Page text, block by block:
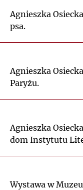
Agnieszka
psa.
Agnieszka
Paryżu.
Agnieszka
dom Instytutu
Wystawa w